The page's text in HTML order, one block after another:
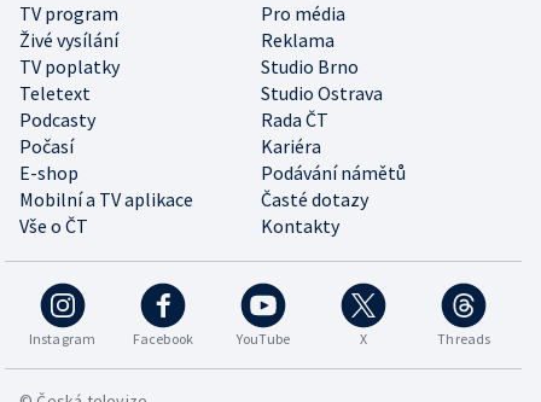
TV program
Pro média
Živé vysílání
Reklama
TV poplatky
Studio Brno
Teletext
Studio Ostrava
Podcasty
Rada ČT
Počasí
Kariéra
E-shop
Podávání námětů
Mobilní a TV aplikace
Časté dotazy
Vše o ČT
Kontakty
Instagram Facebook YouTube X Threads